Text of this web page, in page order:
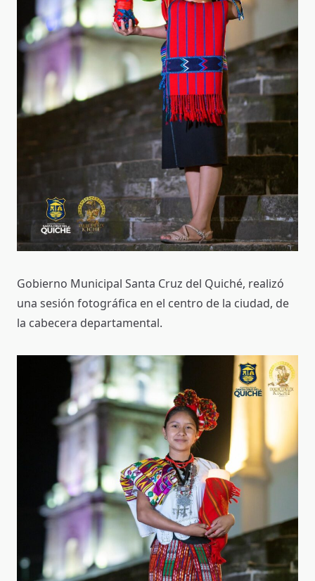
Gobierno Municipal Santa Cruz del Quiché, realizó
una sesión fotográfica en el centro de la ciudad, de
la cabecera departamental.